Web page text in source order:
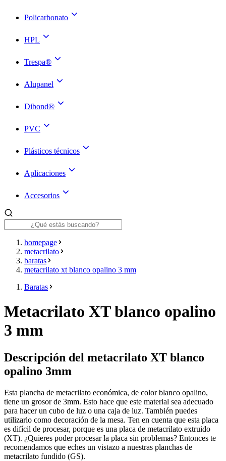
Policarbonato
HPL
Trespa®
Alupanel
Dibond®
PVC
Plásticos técnicos
Aplicaciones
Accesorios
homepage
metacrilato
baratas
metacrilato xt blanco opalino 3 mm
Baratas
Metacrilato XT blanco opalino
3 mm
Descripción del metacrilato XT blanco
opalino 3mm
Esta plancha de metacrilato económica, de color blanco opalino,
tiene un grosor de 3mm. Esto hace que este material sea adecuado
para hacer un cubo de luz o una caja de luz. También puedes
utilizarlo como decoración de la mesa. Ten en cuenta que esta placa
es difícil de procesar, porque es una placa de metacrilato extruido
(XT). ¿Quieres poder procesar la placa sin problemas? Entonces te
recomendamos que eches un vistazo a nuestras planchas de
metacrilato fundido (GS).